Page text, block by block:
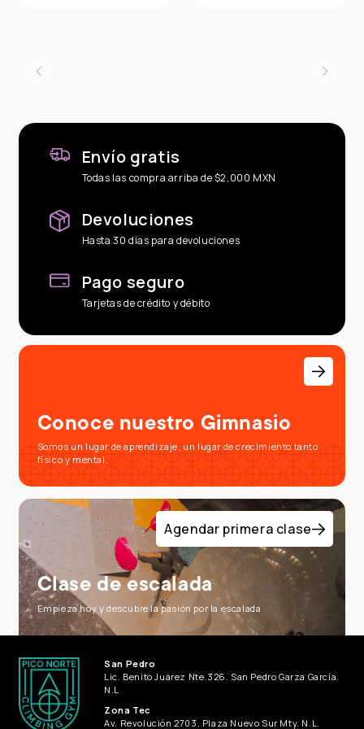
Envío gratis
Todas las compra arriba de $2,000 MXN
Devoluciones
Hasta 30 días para devoluciones
Pago seguro
Tarjetas de crédito y débito
Conoce nuestro Gimnasio
Somos un lugar de aprendizaje, un lugar de crecimiento tanto
físico y mental.
Agendar primera clase
Clase de escalada
Empieza hoy y descubre la pasión por la escalada
San Pedro
Lic. Benito Juárez Nte.326. San Pedro Garza García.
N.L
Zona Tec
Av. Revolución 2703. Plaza Nuevo Sur Mty. N.L.